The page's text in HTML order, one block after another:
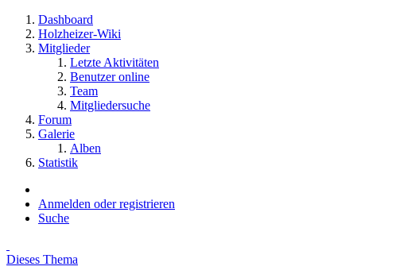
Dashboard
Holzheizer-Wiki
Mitglieder
Letzte Aktivitäten
Benutzer online
Team
Mitgliedersuche
Forum
Galerie
Alben
Statistik
Anmelden oder registrieren
Suche
Dieses Thema